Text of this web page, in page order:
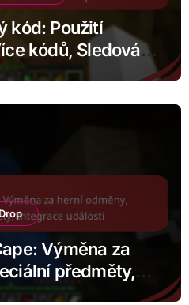
kód: Použití
kódů, Sledování
Výměna za
předměty,